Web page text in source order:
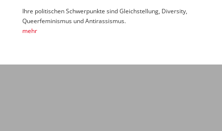
Ihre politischen Schwerpunkte sind Gleichstellung, Diversity,
Queerfeminismus und Antirassismus.
mehr